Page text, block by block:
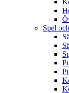
Spel